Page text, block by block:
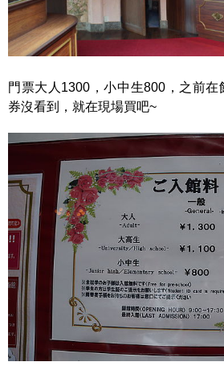
門票大人1300，小中生800，之前
券沒看到，就在現場買吧~